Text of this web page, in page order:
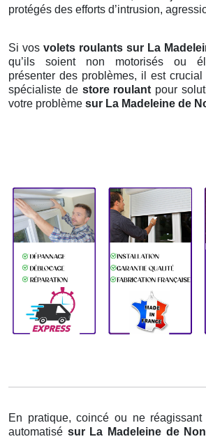
protégés des efforts d’intrusion,
Si vos volets roulants sur La
qu’ils soient non motorisés ou
présenter des problèmes, il est
spécialiste de store roulantpour
votre problème sur La Madeleine de
En pratique, coincé ou ne
automatisé sur La Madeleine de